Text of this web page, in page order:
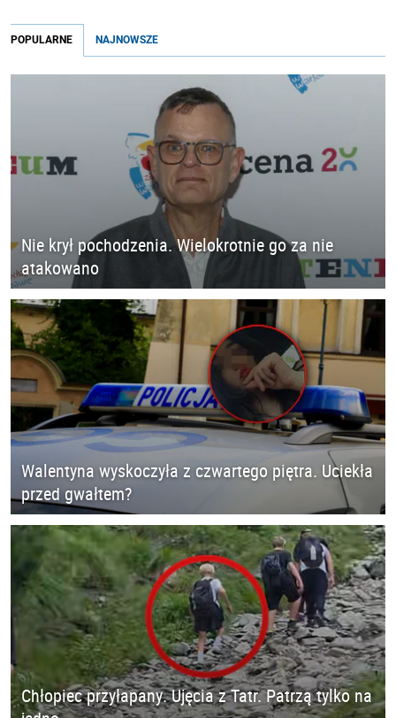
POPULARNE NAJNOWSZE
Nie krył pochodzenia. Wielokrotnie go za nie
atakowano
Walentyna wyskoczyła z czwartego piętra. Uciekła
przed gwałtem?
Chłopiec przyłapany. Ujęcia z Tatr. Patrzą tylko na